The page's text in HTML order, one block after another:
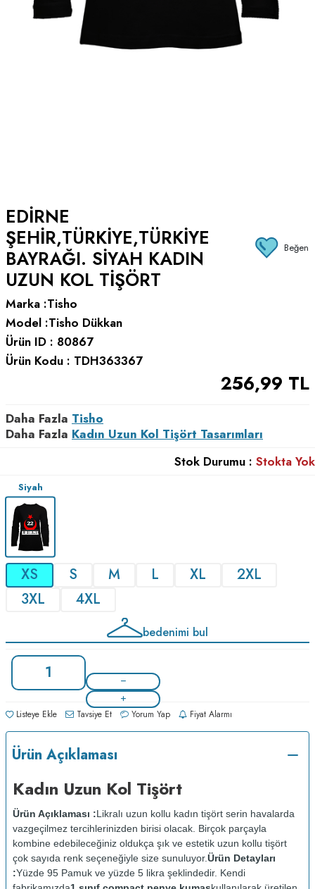
EDIRNE
ŞEHIR,TÜRKIYE,TÜRKIYE
BAYRAĞI. SIYAH KADIN
UZUN KOL TIŞÖRT
Beğen
Marka :Tisho
Model :Tisho Dükkan
Ürün ID : 80867
Ürün Kodu : TDH363367
256,99 TL
Daha Fazla Tisho
Daha Fazla Kadın Uzun Kol Tişört Tasarımları
Stok Durumu : Stokta Yok
Siyah
XS S M L XL
2XL
3XL
4XL
bedenimi bul
Listeye Ekle Tavsiye Et Yorum Yap Fiyat Alarmı
Ürün Açıklaması
Kadın Uzun Kol Tişört
Ürün Açıklaması :Likralı uzun kollu kadın tişört serin havalarda
vazgeçilmez tercihlerinizden birisi olacak. Birçok parçayla
kombine edebileceğiniz oldukça şık ve estetik uzun kollu tişört
çok sayıda renk seçeneğiyle size sunuluyor.Ürün Detayları
:Yüzde 95 Pamuk ve yüzde 5 likra şeklindedir. Kendi